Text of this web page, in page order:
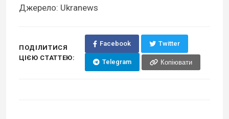
Джерело: Ukranews
ПОДІЛИТИСЯ
ЦІЄЮ СТАТТЕЮ:
Facebook Twitter
Telegram Копіювати